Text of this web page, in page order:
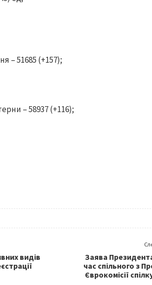
– 51685 (+157);
– 58937 (+116);
видів
Заява
час спільного з
Єврокомісії